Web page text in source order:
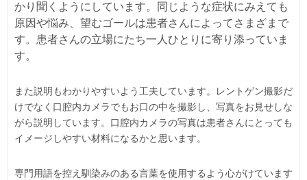
かり聞くようにしています。同じような症状にみえても
原因や悩み、望むゴールは患者さんによってさまざまで
す。患者さんの立場にたち一人ひとりに寄り添っていま
す。
また説明もわかりやすいよう工夫しています。レントゲン撮影だ
けでなく口腔内カメラでもお口の中を撮影し、写真をお見せしな
がら説明しています。口腔内カメラの写真は患者さんにとっても
イメージしやすい材料になるかと思います。
専門用語を控え馴染みのある言葉を使用するよう心がけています